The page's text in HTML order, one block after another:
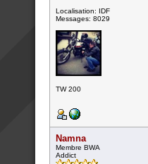
Localisation: IDF
Messages: 8029
TW 200
Namna
Membre BWA
Addict